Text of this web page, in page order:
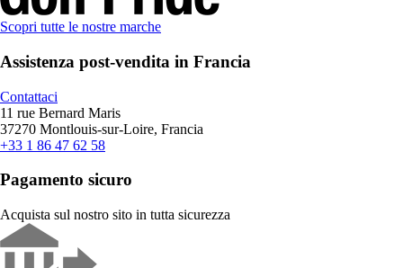
Scopri tutte le nostre marche
Assistenza post-vendita in Francia
Contattaci
11 rue Bernard Maris
37270 Montlouis-sur-Loire, Francia
+33 1 86 47 62 58
Pagamento sicuro
Acquista sul nostro sito in tutta sicurezza